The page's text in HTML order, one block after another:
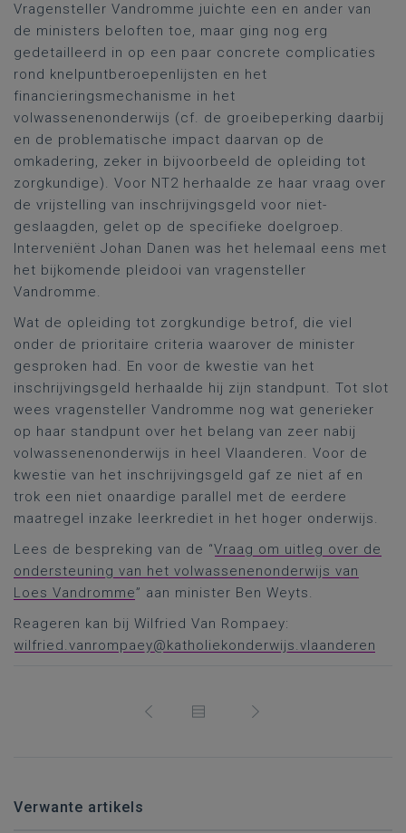
Vragensteller Vandromme juichte een en ander van
de ministers beloften toe, maar ging nog erg
gedetailleerd in op een paar concrete complicaties
rond knelpuntberoepenlijsten en het
financieringsmechanisme in het
volwassenenonderwijs (cf. de groeibeperking daarbij
en de problematische impact daarvan op de
omkadering, zeker in bijvoorbeeld de opleiding tot
zorgkundige). Voor NT2 herhaalde ze haar vraag over
de vrijstelling van inschrijvingsgeld voor niet-
geslaagden, gelet op de specifieke doelgroep.
Interveniënt Johan Danen was het helemaal eens met
het bijkomende pleidooi van vragensteller
Vandromme.
Wat de opleiding tot zorgkundige betrof, die viel
onder de prioritaire criteria waarover de minister
gesproken had. En voor de kwestie van het
inschrijvingsgeld herhaalde hij zijn standpunt. Tot slot
wees vragensteller Vandromme nog wat generieker
op haar standpunt over het belang van zeer nabij
volwassenenonderwijs in heel Vlaanderen. Voor de
kwestie van het inschrijvingsgeld gaf ze niet af en
trok een niet onaardige parallel met de eerdere
maatregel inzake leerkrediet in het hoger onderwijs.
Lees de bespreking van de “Vraag om uitleg over de
ondersteuning van het volwassenenonderwijs van
Loes Vandromme” aan minister Ben Weyts.
Reageren kan bij Wilfried Van Rompaey:
wilfried.vanrompaey@katholiekonderwijs.vlaanderen
Verwante artikels